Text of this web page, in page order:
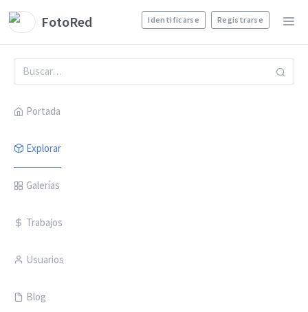
FotoRed Identificarse Registrarse
Portada
Explorar
Galerías
Trabajos
Usuarios
Blog